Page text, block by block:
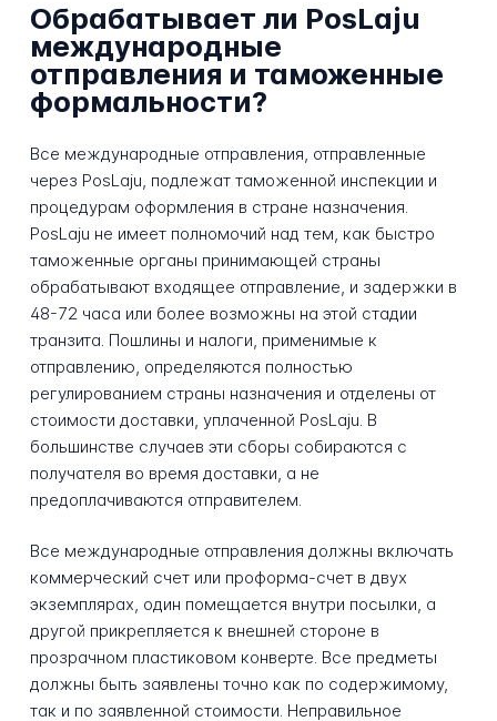
Обрабатывает ли PosLaju
международные
отправления и таможенные
формальности?
Все международные отправления, отправленные
через PosLaju, подлежат таможенной инспекции и
процедурам оформления в стране назначения.
PosLaju не имеет полномочий над тем, как быстро
таможенные органы принимающей страны
обрабатывают входящее отправление, и задержки в
48-72 часа или более возможны на этой стадии
транзита. Пошлины и налоги, применимые к
отправлению, определяются полностью
регулированием страны назначения и отделены от
стоимости доставки, уплаченной PosLaju. В
большинстве случаев эти сборы собираются с
получателя во время доставки, а не
предоплачиваются отправителем.
Все международные отправления должны включать
коммерческий счет или проформа-счет в двух
экземплярах, один помещается внутри посылки, а
другой прикрепляется к внешней стороне в
прозрачном пластиковом конверте. Все предметы
должны быть заявлены точно как по содержимому,
так и по заявленной стоимости. Неправильное